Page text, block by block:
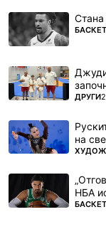
Стана
ДРУГИ
на
НБА